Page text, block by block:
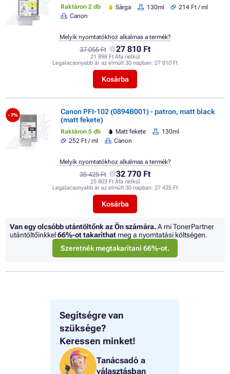
Segítségre van
szüksége?
Keressen minket!
Tanácsadó a
választásban
Raktáron 2 db Sárga 130ml
214 Ft / ml
Canon
37 055 Ft 27 810 Ft
21 898 Ft Áfa nélkül
Legalacsonyabb ár az elmúlt 30 napban: 27 810 Ft
Kosárba
Melyik nyomtatókhoz alkalmas a termék?
- 7%
Canon PFI-102 (0894B001) - patron, matt black
(matt fekete)
Raktáron 5 db Matt fekete
130ml
252 Ft / ml
Canon
35 425 Ft 32 770 Ft
25 803 Ft Áfa nélkül
Legalacsonyabb ár az elmúlt 30 napban: 27 435 Ft
Kosárba
Melyik nyomtatókhoz alkalmas a termék?
Van egy olcsóbb utántöltőnk az Ön számára.A mi TonerPartner
utántöltőinkkel66%-ot takaríthat meg a nyomtatási költségen.
Szeretnék megtakarítani 66%-ot.